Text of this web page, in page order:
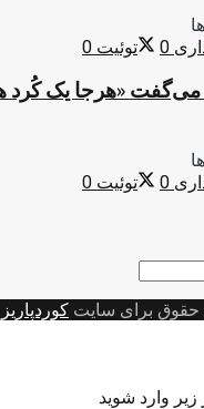
0 توئیت 0
«هرجا یک کُرد
0 توئیت 0
حقوق برای سایت کوردپاریز
وارد شوید